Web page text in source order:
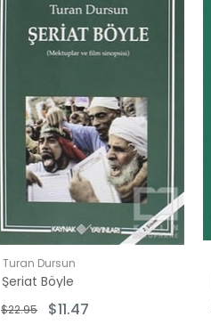
Turan Dursun
Şeriat Böyle
$11.47
$22.95